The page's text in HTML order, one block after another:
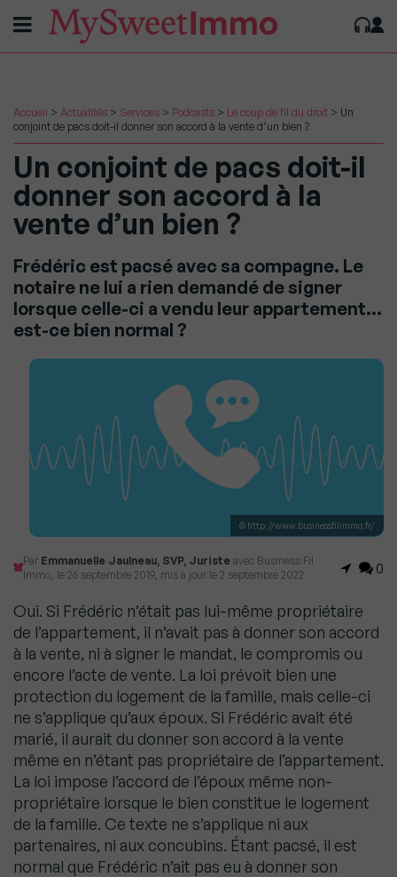
Accueil > Actualités > Services > Podcasts > Le coup de fil du droit > Un
conjoint de pacs doit-il donner son accord à la vente d’un bien ?
Un conjoint de pacs doit-il
donner son accord à la
vente d’un bien ?
Frédéric est pacsé avec sa compagne. Le
notaire ne lui a rien demandé de signer
lorsque celle-ci a vendu leur appartement…
est-ce bien normal ?
© http://www.businessfilimmo.fr/
Par Emmanuelle Jaulneau, SVP, Juriste avec Business Fil
Immo, le 26 septembre 2019, mis à jour le 2 septembre 2022
0
Oui. Si Frédéric n’était pas lui-même propriétaire
de l’appartement, il n’avait pas à donner son accord
à la vente, ni à signer le mandat, le compromis ou
encore l’acte de vente. La loi prévoit bien une
protection du logement de la famille, mais celle-ci
ne s’applique qu’aux époux. Si Frédéric avait été
marié, il aurait du donner son accord à la vente
même en n’étant pas propriétaire de l’appartement.
La loi impose l’accord de l’époux même non-
propriétaire lorsque le bien constitue le logement
de la famille. Ce texte ne s’applique ni aux
partenaires, ni aux concubins. Étant pacsé, il est
normal que Frédéric n’ait pas eu à donner son